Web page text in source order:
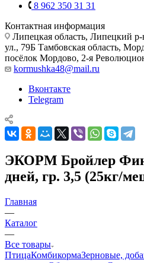
8 962 350 31 31
Контактная информация
Липецкая область, Липецкий
ул., 79Б Тамбовская область,
посёлок Мордово, 2-я
kormushka48@mail.ru
Вконтакте
Telegram
ЭКОРМ Бройлер
дней, гр. 3,5 (25кг/
Главная
—
Каталог
—
Все товары
ПтицаКомбикормаЗерновые,